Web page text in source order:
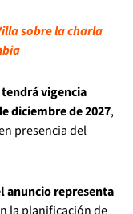
sobre la charla
tendrá vigencia
diciembre de 2027,
presencia del
anuncio representa